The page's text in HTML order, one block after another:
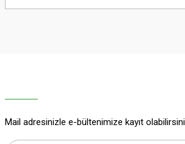
Mail adresinizle e-bültenimize kayıt